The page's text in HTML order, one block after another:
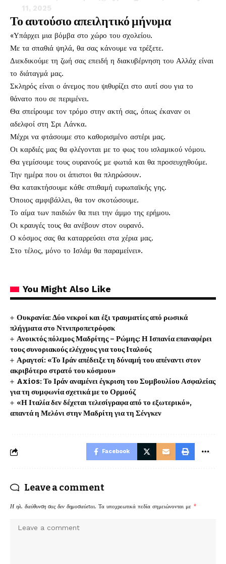
11, 2025
Το αυτούσιο απειλητικό μήνυμα
«Υπάρχει μια βόμβα στο χώρο του σχολείου.
Με τα σπαθιά ψηλά, θα σας κάνουμε να τρέξετε.
Διεκδικούμε τη ζωή σας επειδή η διακυβέρνηση του Αλλάχ είναι
το διάταγμά μας.
Σκληρός είναι ο άνεμος που ψιθυρίζει στο αυτί σου για το
θάνατο που σε περιμένει.
Θα σπείρουμε τον τρόμο στην ακτή σας, όπως έκαναν οι
αδελφοί στη Σρι Λάνκα.
Μέχρι να φτάσουμε στο καθορισμένο αστέρι μας.
Οι καρδιές μας θα φλέγονται με το φως του ισλαμικού νόμου.
Θα γεμίσουμε τους ουρανούς με φωτιά και θα προσευχηθούμε.
Την ημέρα που οι άπιστοι θα πληρώσουν.
Θα κατακτήσουμε κάθε σπιθαμή ευρωπαϊκής γης.
Όποιος αμφιβάλλει, θα τον σκοτώσουμε.
Το αίμα των παιδιών θα πιει την άμμο της ερήμου.
Οι κραυγές τους θα ανέβουν στον ουρανό.
Ο κόσμος σας θα καταρρεύσει στα χέρια μας.
Στο τέλος, μόνο το Ισλάμ θα παραμείνει».
You Might Also Like
Ουκρανία: Δύο νεκροί και έξι τραυματίες από ρωσικά
πλήγματα στο Ντνιπροπετρόφσκ
Ανοικτός πόλεμος Μαδρίτης – Ρώμης: Η Ισπανία επαναφέρει
τους συνοριακούς ελέγχους για τους Ιταλούς
Αραγτσί: «Το Ιράν απέδειξε τη δύναμή του απέναντι στον
ακριβότερο στρατό του κόσμου»
Axios: Το Ιράν αναμένει έγκριση του Συμβουλίου Ασφαλείας
για τη συμφωνία σχετικά με το Ορμούζ
«Η Ιταλία δεν δέχεται τελεσίγραφα από το εξωτερικό»,
απαντά η Μελόνι στην Μαδρίτη για τη Σένγκεν
Facebook
Leave a comment
Η ηλ. διεύθυνση σας δεν δημοσιεύεται. Τα υποχρεωτικά πεδία σημειώνονται με *